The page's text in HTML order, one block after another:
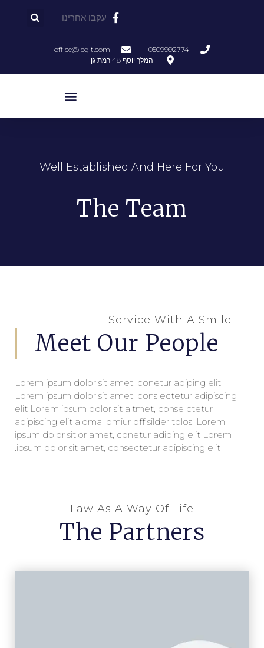
0509992774
office@legit.com
המלך יוסף 48 רמת גן
עקבו אחרינו
Well Established And Here For You
The Team
Service With A Smile
Meet Our People
Lorem ipsum dolor sit amet, conetur adiping elit
Lorem ipsum dolor sit amet, cons ectetur adipiscing
elit Lorem ipsum dolor sit altmet, conse ctetur
adipiscing elit aloma lomiur off silder tolos. Lorem
ipsum dolor sitlor amet, conetur adiping elit Lorem
ipsum dolor sit amet, consectetur adipiscing elit.
Law As A Way Of Life
The Partners